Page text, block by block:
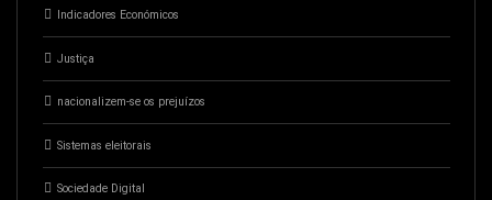
Indicadores Económicos
Justiça
nacionalizem-se os prejuízos
Sistemas eleitorais
Sociedade Digital